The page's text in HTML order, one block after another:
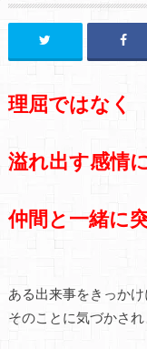
理屈ではなく
溢れ出す感情
仲間と一緒に
ある出来事をきっかけ
そのことに気づかさ